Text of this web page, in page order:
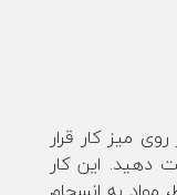
روی میز کار قرار
دهید. این کار